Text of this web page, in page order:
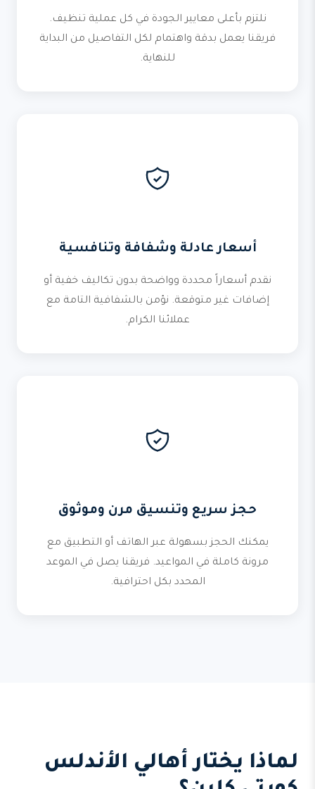
نلتزم بأعلى معايير الجودة في كل عملية تنظيف.
فريقنا يعمل بدقة واهتمام لكل التفاصيل من البداية
للنهاية.
أسعار عادلة وشفافة وتنافسية
نقدم أسعاراً محددة وواضحة بدون تكاليف خفية أو
إضافات غير متوقعة. نؤمن بالشفافية التامة مع
عملائنا الكرام.
حجز سريع وتنسيق مرن وموثوق
يمكنك الحجز بسهولة عبر الهاتف أو التطبيق مع
مرونة كاملة في المواعيد. فريقنا يصل في الموعد
المحدد بكل احترافية.
لماذا يختار أهالي الأندلس